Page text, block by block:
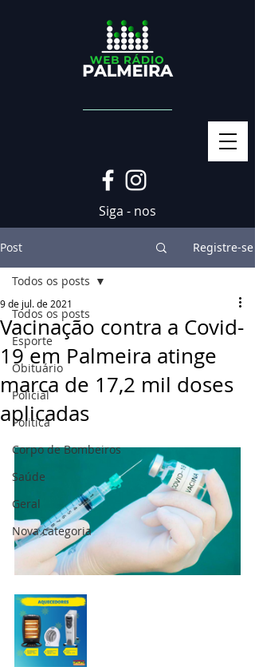
Siga - nos
Post Registre-se
Todos os posts
Esporte
Obituário
Policial
Politica
Corpo de Bombeiros
Saúde
Geral
Nova categoria
Todos os posts
Vacinação contra a Covid-
19 em Palmeira atinge
marca de 17,2 mil doses
aplicadas
9 de jul. de 2021